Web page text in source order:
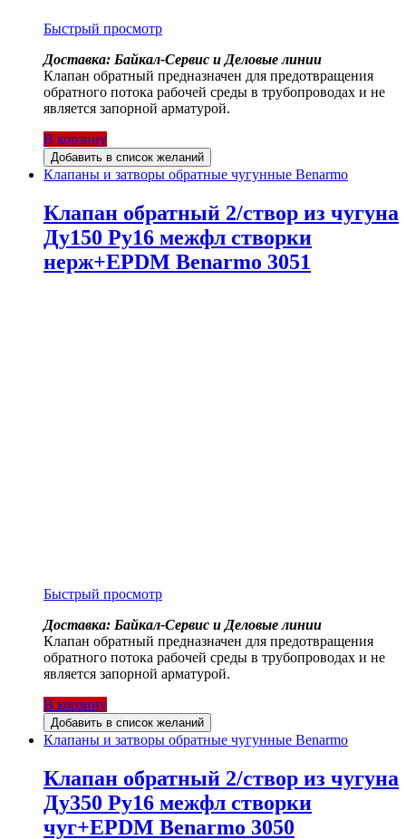
Быстрый просмотр
Доставка: Байкал-Сервис и Деловые линии
Клапан обратный предназначен для предотвращения
обратного потока рабочей среды в трубопроводах и не
является запорной арматурой.
В корзину
Добавить в список желаний
Клапаны и затворы обратные чугунные Benarmo
Клапан обратный 2/створ из чугуна
Ду150 Ру16 межфл створки
нерж+EPDM Benarmo 3051
Быстрый просмотр
Доставка: Байкал-Сервис и Деловые линии
Клапан обратный предназначен для предотвращения
обратного потока рабочей среды в трубопроводах и не
является запорной арматурой.
В корзину
Добавить в список желаний
Клапаны и затворы обратные чугунные Benarmo
Клапан обратный 2/створ из чугуна
Ду350 Ру16 межфл створки
чуг+EPDM Benarmo 3050